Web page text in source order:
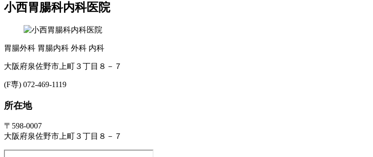
小西胃腸科内科医院
胃腸外科 胃腸内科 外科 内科
大阪府泉佐野市上町３丁目８－７
(F専) 072-469-1119
所在地
〒598-0007
大阪府泉佐野市上町３丁目８－７